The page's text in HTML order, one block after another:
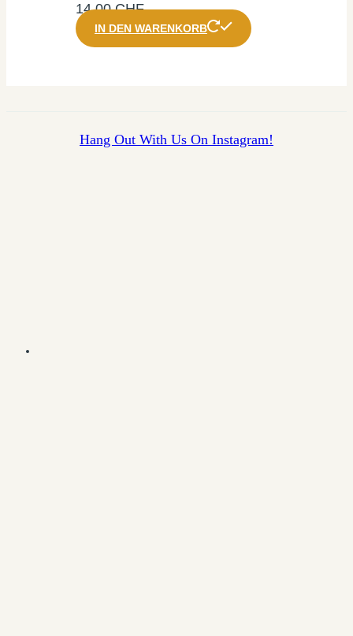
14,00CHF
IN DEN WARENKORB
Hang Out With Us On Instagram!